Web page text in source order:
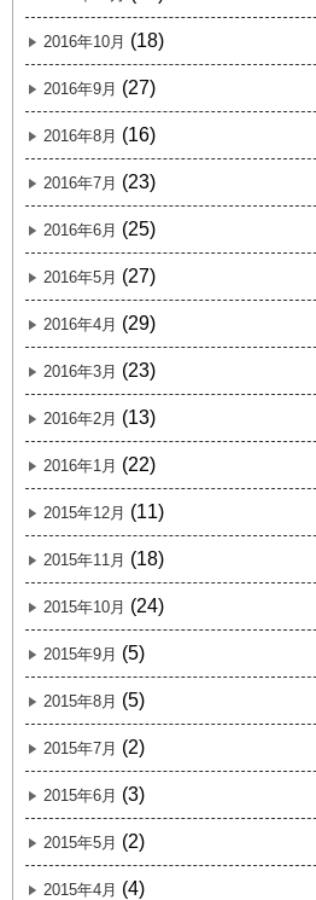
2016年10月 (18)
2016年9月 (27)
2016年8月 (16)
2016年7月 (23)
2016年6月 (25)
2016年5月 (27)
2016年4月 (29)
2016年3月 (23)
2016年2月 (13)
2016年1月 (22)
2015年12月 (11)
2015年11月 (18)
2015年10月 (24)
2015年9月 (5)
2015年8月 (5)
2015年7月 (2)
2015年6月 (3)
2015年5月 (2)
2015年4月 (4)